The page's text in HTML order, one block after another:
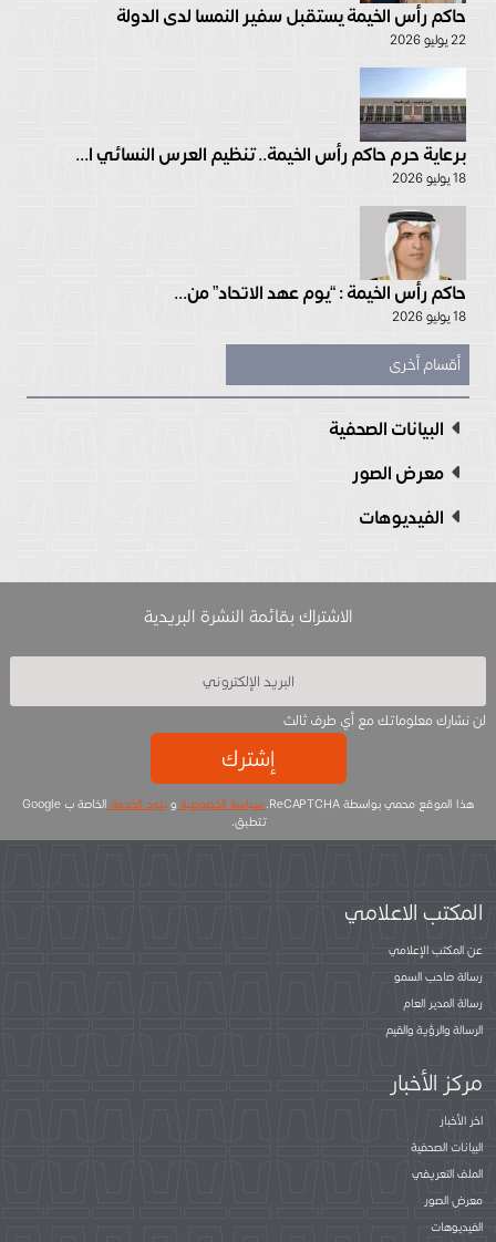
حاكم رأس الخيمة يستقبل سفير النمسا لدى الدولة
22 يوليو 2026
برعاية حرم حاكم رأس الخيمة.. تنظيم العرس النسائي ا...
18 يوليو 2026
حاكم رأس الخيمة : “يوم عهد الاتحاد” من...
18 يوليو 2026
أقسام أخرى
البيانات الصحفية
معرض الصور
الفيديوهات
الاشتراك بقائمة النشرة البريدية
لن نشارك معلوماتك مع أي طرف ثالث
إشترك
هذا الموقع محمي بواسطة ReCAPTCHA. سياسة الخصوصية وبنود الخدمة
الخاصة ب Google
تتطبق.
المكتب الاعلامي
عن المكتب الإعلامي
رسالة صاحب السمو
رسالة المدير العام
الرسالة والرؤية والقيم
مركز الأخبار
اخر الأخبار
البيانات الصحفية
الملف التعريفي
معرض الصور
الفيديوهات